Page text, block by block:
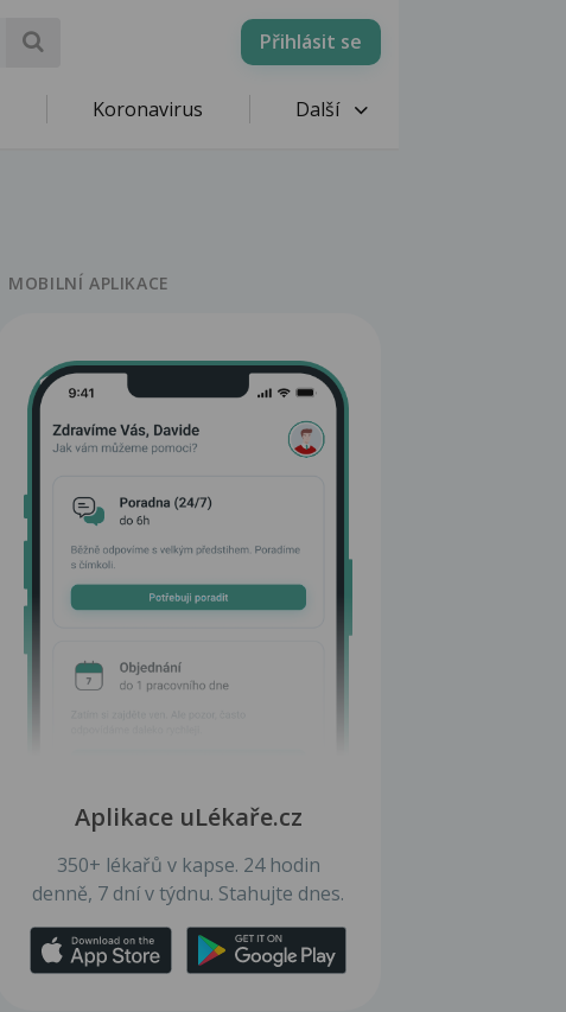
Přihlásit se
Koronavirus Další
MOBILNÍ APLIKACE
Aplikace uLékaře.cz
350+ lékařů v kapse. 24 hodin
denně, 7 dní v týdnu. Stahujte dnes.